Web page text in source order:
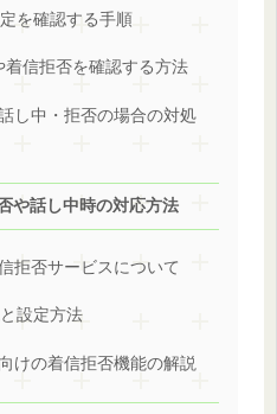
を確認する手順
信拒否を確認する方法
し中・拒否の場合の対処
や話し中時の対応方法
拒否サービスについて
設定方法
けの着信拒否機能の解説